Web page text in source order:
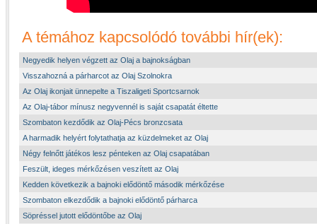
A témához kapcsolódó további hír(ek):
Negyedik helyen végzett az Olaj a bajnokságban
Visszahozná a párharcot az Olaj Szolnokra
Az Olaj ikonjait ünnepelte a Tiszaligeti Sportcsarnok
Az Olaj-tábor mínusz negyvennél is saját csapatát éltette
Szombaton kezdődik az Olaj-Pécs bronzcsata
A harmadik helyért folytathatja az küzdelmeket az Olaj
Négy felnőtt játékos lesz pénteken az Olaj csapatában
Feszült, ideges mérkőzésen veszített az Olaj
Kedden következik a bajnoki elődöntő második mérkőzése
Szombaton elkezdődik a bajnoki elődöntő párharca
Söpréssel jutott elődöntőbe az Olaj